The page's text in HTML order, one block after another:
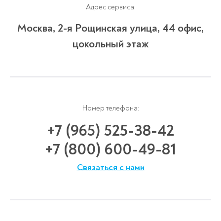
Адрес сервиса:
Москва, 2-я Рощинская улица, 4​4 офис,
цокольный этаж
Номер телефона:
+7 (965) 525-38-42
+7 (800) 600-49-81
Связаться с нами